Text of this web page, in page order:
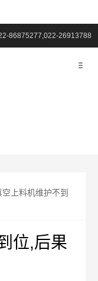
86875277,022-26913788
空上料机维护不到
位,后果